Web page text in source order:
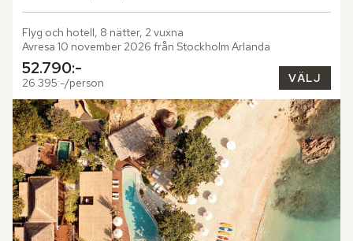
Flyg och hotell, 8 nätter, 2 vuxna
Avresa 10 november 2026 från Stockholm Arlanda
52.790:-
26.395:-/person VÄLJ